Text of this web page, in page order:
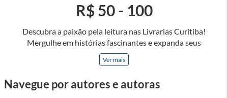
Descubra a paixão pela leitura nas Livrarias Curitiba!
Mergulhe em histórias fascinantes e expanda seus
horizontes, onde cada página é uma porta para novos
universos e perspectivas. Ler nos permite viajar sem sair do
e tenha a oportunidade de alcançar o seu crescimento
Ver mais
R$ 50 - 100
Navegue por autores e autoras